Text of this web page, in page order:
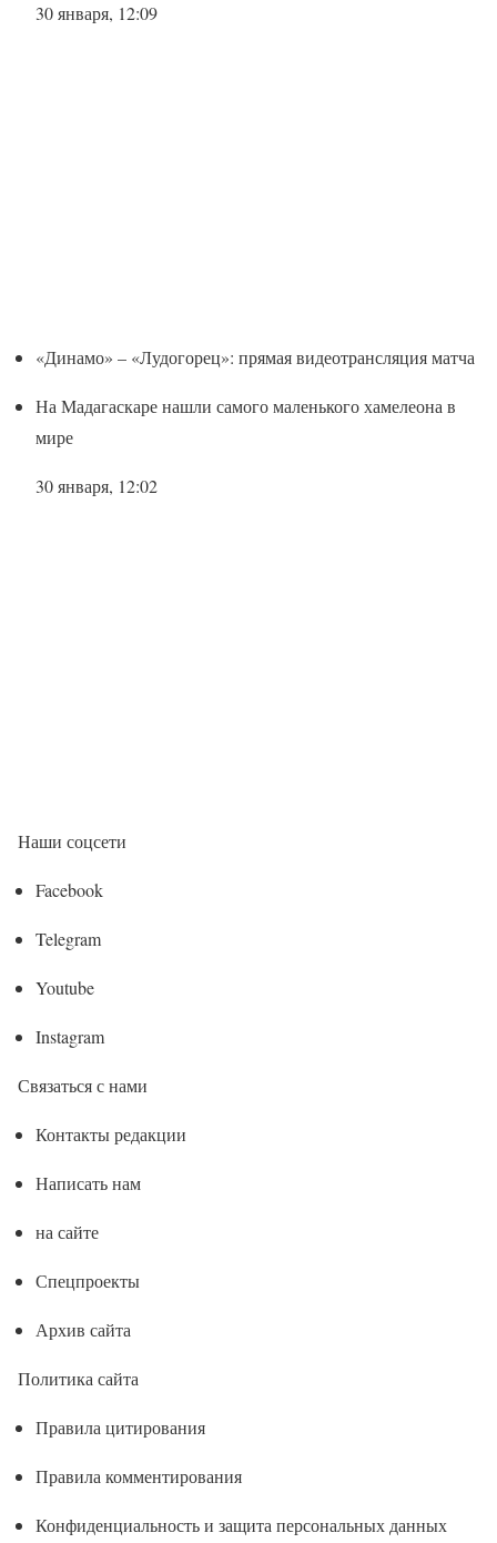
30 января, 12:09
«Динамо» – «Лудогорец»: прямая видеотрансляция матча
На Мадагаскаре нашли самого маленького хамелеона в
мире
30 января, 12:02
Наши соцсети
Facebook
Telegram
Youtube
Instagram
Связаться с нами
Контакты редакции
Написать нам
на сайте
Спецпроекты
Архив сайта
Политика сайта
Правила цитирования
Правила комментирования
Конфиденциальность и защита персональных данных